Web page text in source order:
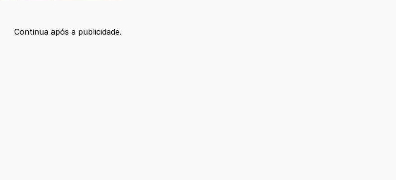
Continua após a publicidade.